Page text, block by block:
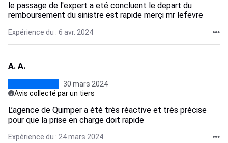
le passage de l'expert a eté concluent le depart du
remboursement du sinistre est rapide merçi mr lefevre
Expérience du : 6 avr. 2024
A. A.
30 mars 2024
Avis collecté par un tiers
L’agence de Quimper a été très réactive et très précise
pour que la prise en charge doit rapide
Expérience du : 24 mars 2024